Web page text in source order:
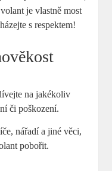
je vlastně most
s respektem!
na jakékoliv
či poškození.
nářadí a jiné věci,
pobořit.